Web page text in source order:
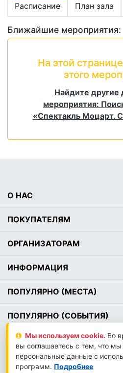
Расписание План зала
Ближайшие мероприятия:
На этой
этого
Найдите другие
мероприятия:
«Спектакль Моцарт.
О НАС
ПОКУПАТЕЛЯМ
ОРГАНИЗАТОРАМ
ИНФОРМАЦИЯ
ПОПУЛЯРНО (МЕСТА)
ПОПУЛЯРНО (СОБЫТИЯ)
2026 © АВЕМЕДИА
Мы используем сookie. Во
вы соглашаетесь с тем, что
персональные данные с
программ. Подробнее